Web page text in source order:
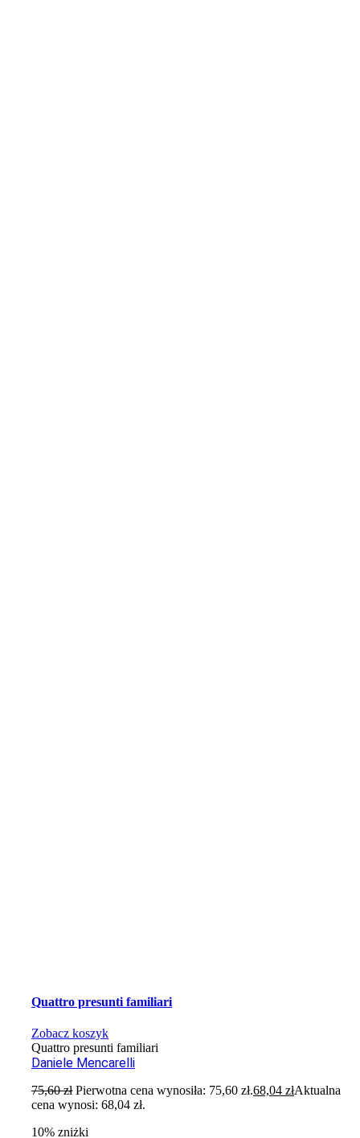
Quattro presunti familiari
Zobacz koszyk
Quattro presunti familiari
Daniele Mencarelli
75,60zł Pierwotna cena wynosiła: 75,60 zł.68,04złAktualna
cena wynosi: 68,04 zł.
10% zniżki